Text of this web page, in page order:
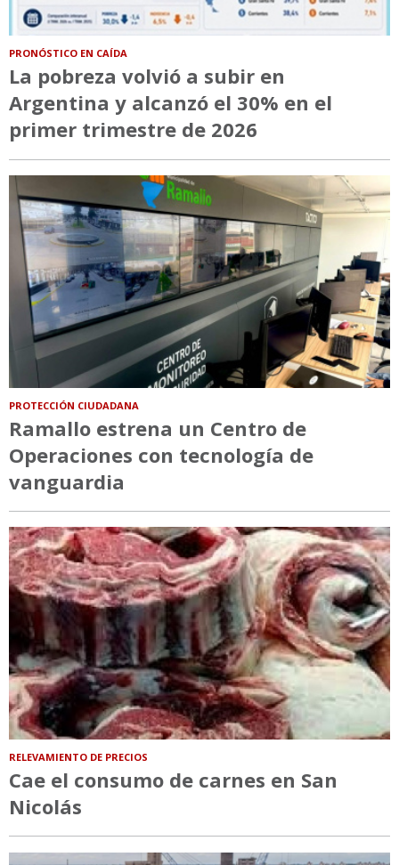
PRONÓSTICO EN CAÍDA
La pobreza volvió a subir en
Argentina y alcanzó el 30% en el
primer trimestre de 2026
PROTECCIÓN CIUDADANA
Ramallo estrena un Centro de
Operaciones con tecnología de
vanguardia
RELEVAMIENTO DE PRECIOS
Cae el consumo de carnes en San
Nicolás